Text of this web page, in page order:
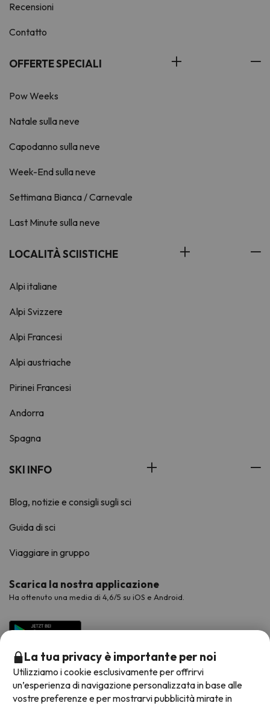
Recensioni
Contatto
OFFERTE SPECIALI
Pow Weeks
Natale sulla neve
Capodanno sulla neve
Week-End sulla neve
Settimana Bianca / Carnevale
Last Minute sulla neve
LOCALITÀ SCIISTICHE
Alpi italiane
Alpi Svizzere
Alpi Francesi
Alpi austriache
Pirinei Francesi
Andorra
Spagna
SKI INFO
Blog, notizie e consigli sugli sci
Guida di sci
Viaggiare in gruppo
Scarica la nostra applicazione
Ha ottenuto una media di 4,6/5 su iOS e Android.
La tua privacy è importante per noi
Utilizziamo i cookie esclusivamente per offrirvi
un’esperienza di navigazione personalizzata in base alle
vostre preferenze e per mostrarvi pubblicità mirate in